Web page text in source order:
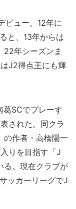
ビュー。12年に
と、13年からは
22年シーズンま
J2得点王にも輝
SCでプレーす
された。同クラ
の作者・高橋陽一
りを目指す「J
る。現在クラブが
ッカーリーグでJ